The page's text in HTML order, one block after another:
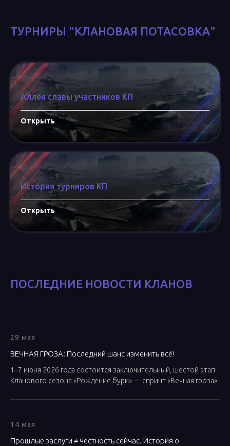
ТУРНИРЫ "КЛАНОВАЯ ПОТАСОВКА"
Аллея славы участников КП
Открыть
История турниров КП
Открыть
ПОСЛЕДНИЕ НОВОСТИ КЛАНОВ
29 мая
ВЕЧНАЯ ГРОЗА: Последний шанс изменить всё!
1–7 июня 2026 года состоится заключительный, шестой этап
Кланового сезона «Рождение бури» — спринт «Вечная гроза».
14 мая
Прошлые заслуги ≠ честность сейчас. История о